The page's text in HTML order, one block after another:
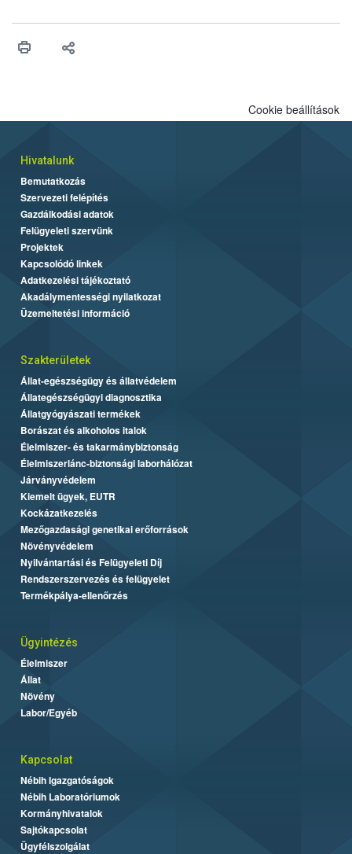
vonni az ebek viselkedésének megítélésében jártas szakértőt.
Cookie beállítások
Hivatalunk
Bemutatkozás
Szervezeti felépítés
Gazdálkodási adatok
Felügyeleti szervünk
Projektek
Kapcsolódó linkek
Adatkezelési tájékoztató
Akadálymentességi nyilatkozat
Üzemeltetési információ
Szakterületek
Állat-egészségügy és állatvédelem
Állategészségügyi diagnosztika
Állatgyógyászati termékek
Borászat és alkoholos italok
Élelmiszer- és takarmánybiztonság
Élelmiszerlánc-biztonsági laborhálózat
Járványvédelem
Kiemelt ügyek, EUTR
Kockázatkezelés
Mezőgazdasági genetikai erőforrások
Növényvédelem
Nyilvántartási és Felügyeleti Díj
Rendszerszervezés és felügyelet
Termékpálya-ellenőrzés
Ügyintézés
Élelmiszer
Állat
Növény
Labor/Egyéb
Kapcsolat
Nébih Igazgatóságok
Nébih Laboratóriumok
Kormányhivatalok
Sajtókapcsolat
Ügyfélszolgálat